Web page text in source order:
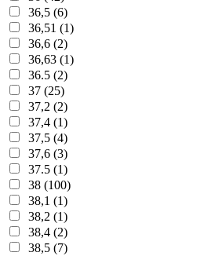
36,5 (6)
36,51 (1)
36,6 (2)
36,63 (1)
36.5 (2)
37 (25)
37,2 (2)
37,4 (1)
37,5 (4)
37,6 (3)
37.5 (1)
38 (100)
38,1 (1)
38,2 (1)
38,4 (2)
38,5 (7)